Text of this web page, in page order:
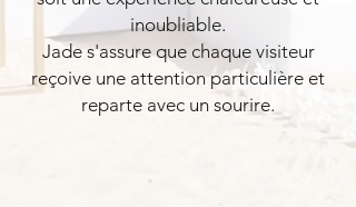
inoubliable.
Jade s'assure que chaque visiteur
reçoive une attention particulière et
reparte avec un sourire.